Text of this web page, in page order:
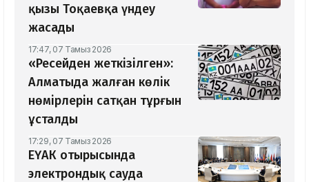
қызы Тоқаевқа үндеу
жасады
17:47, 07 Тамыз 2026
«Ресейден жеткізілген»:
Алматыда жалған көлік
нөмірлерін сатқан тұрғын
ұсталды
17:29, 07 Тамыз 2026
ЕҮАК отырысында
электрондық сауда